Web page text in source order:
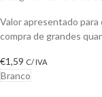
Valor apresentado
compra de grandes
€1,59 C/ IVA
Branco